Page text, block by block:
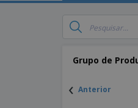
Grupo de
‹ Anterior